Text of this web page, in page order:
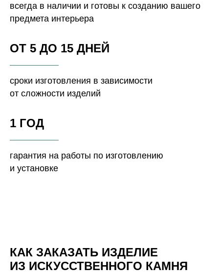
всегда в наличии и готовы к созданию вашего
предмета интерьера
ОТ 5 ДО 15 ДНЕЙ
сроки изготовления в зависимости
от сложности изделий
1 ГОД
гарантия на работы по изготовлению
и установке
КАК ЗАКАЗАТЬ ИЗДЕЛИЕ
ИЗ ИСКУССТВЕННОГО КАМНЯ